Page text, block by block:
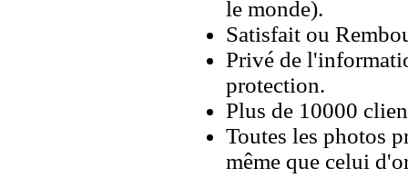
le monde).
Satisfait ou
Privé de
protection.
Plus de 10000
Toutes les photos
même que celui